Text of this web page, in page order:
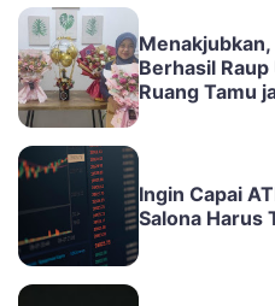
Menakjubkan,
Berhasil
Ruang Tamu
Ingin Capai
Salona Harus